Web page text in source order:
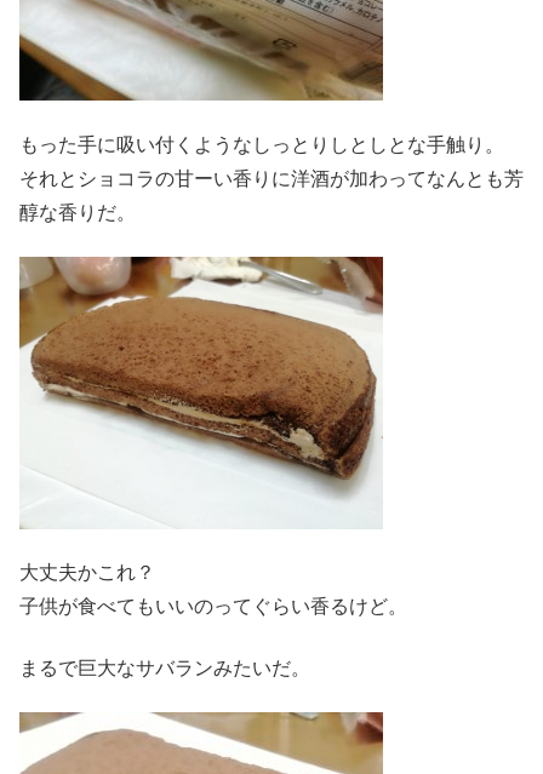
もった手に吸い付くようなしっとりしとしとな手触り。
それとショコラの甘ーい香りに洋酒が加わってなんとも芳
醇な香りだ。
大丈夫かこれ？
子供が食べてもいいのってぐらい香るけど。
まるで巨大なサバランみたいだ。